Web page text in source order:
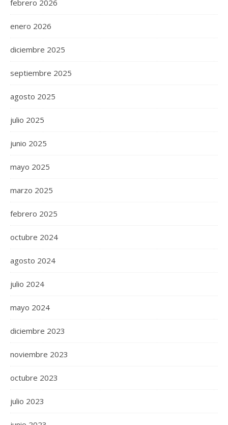
febrero 2026
enero 2026
diciembre 2025
septiembre 2025
agosto 2025
julio 2025
junio 2025
mayo 2025
marzo 2025
febrero 2025
octubre 2024
agosto 2024
julio 2024
mayo 2024
diciembre 2023
noviembre 2023
octubre 2023
julio 2023